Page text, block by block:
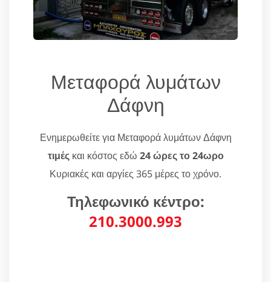
Μεταφορά λυμάτων
Δάφνη
Ενημερωθείτε για Μεταφορά λυμάτων Δάφνη
τιμέςκαι κόστος εδώ 24 ώρες το 24ωρο
Κυριακές και αργίες 365 μέρες το χρόνο.
Τηλεφωνικό κέντρο:
210.3000.993